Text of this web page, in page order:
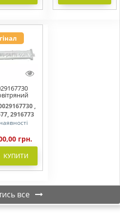
бака
AdBlue),
2916773
грн.
КУПИТИ
все